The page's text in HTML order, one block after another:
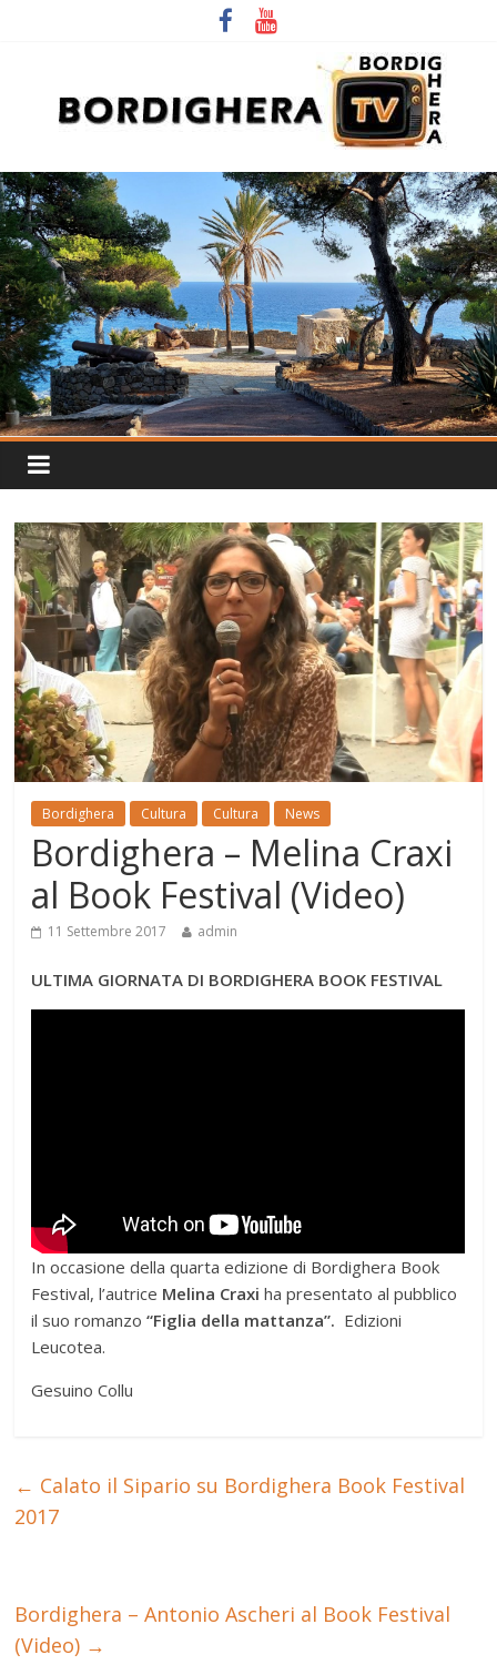
Bordighera Cultura Cultura News
Bordighera – Melina Craxi
al Book Festival (Video)
11 Settembre 2017 admin
ULTIMA GIORNATA DI BORDIGHERA BOOK FESTIVAL
In occasione della quarta edizione di Bordighera Book
Festival, l’autrice Melina Craxiha presentato al pubblico
il suo romanzo“Figlia della mattanza”. Edizioni
Leucotea.
Gesuino Collu
← Calato il Sipario su Bordighera Book Festival
2017
Bordighera – Antonio Ascheri al Book Festival
(Video) →